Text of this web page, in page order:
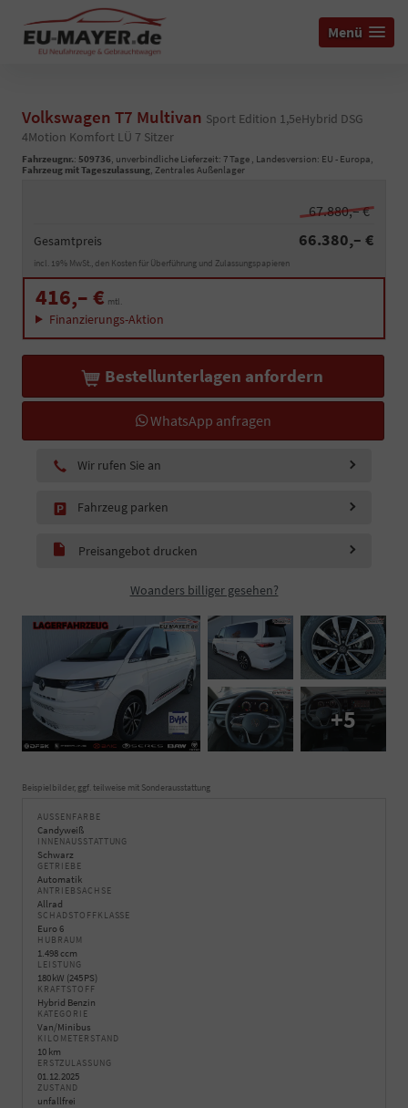
Menü
Volkswagen T7 Multivan Sport Edition 1,5eHybrid DSG
4Motion Komfort LÜ 7 Sitzer
Fahrzeugnr.: 509736, unverbindliche Lieferzeit: 7 Tage , Landesversion: EU - Europa,
Fahrzeug mit Tageszulassung, Zentrales Außenlager
67.880,– €
Gesamtpreis 66.380,– €
incl. 19% MwSt., den Kosten für Überführung und Zulassungspapieren
416,– € mtl.
Finanzierungs-Aktion
WhatsApp anfragen
Bestellunterlagen anfordern
Wir rufen Sie an
Fahrzeug parken
Preisangebot drucken
Woanders billiger gesehen?
+5
Beispielbilder, ggf. teilweise mit Sonderausstattung
AUSSENFARBE
Candyweiß
INNENAUSSTATTUNG
Schwarz
GETRIEBE
Automatik
ANTRIEBSACHSE
Allrad
SCHADSTOFFKLASSE
Euro 6
HUBRAUM
1.498 ccm
LEISTUNG
180 kW (245 PS)
KRAFTSTOFF
Hybrid Benzin
KATEGORIE
Van/Minibus
KILOMETERSTAND
10 km
ERSTZULASSUNG
01.12.2025
ZUSTAND
unfallfrei